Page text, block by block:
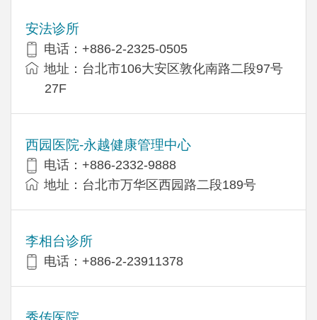
安法诊所
电话：+886-2-2325-0505
地址：台北市106大安区敦化南路二段97号
27F
西园医院-永越健康管理中心
电话：+886-2332-9888
地址：台北市万华区西园路二段189号
李相台诊所
电话：+886-2-23911378